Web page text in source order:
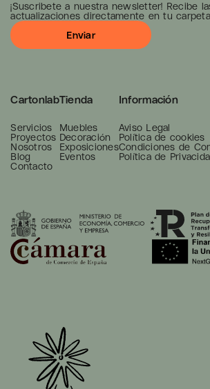
¡Suscribete a nuestra newsletter! Recibe
actualizaciones directamente en tu
Cartonlab
Servicios
Proyectos
Nosotros
Blog
Contacto
Tienda
Muebles
Decoración
Exposiciones
Eventos
Información
Aviso Legal
Política de cookies
Condiciones de
Política de